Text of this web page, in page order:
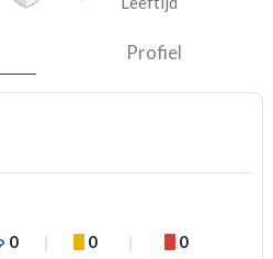
Profiel
0 0 0